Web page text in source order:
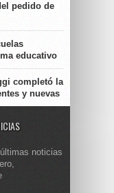
pedido de
educativo
completó la
y nuevas
noticias